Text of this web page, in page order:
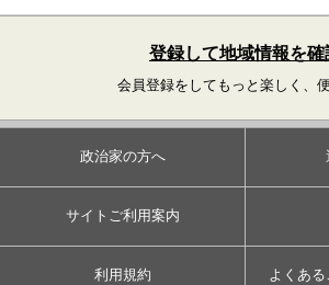
登録して地域情報を確
会員登録をしてもっと楽しく、便
政治家の方へ
サイトご利用案内
利用規約 よくある